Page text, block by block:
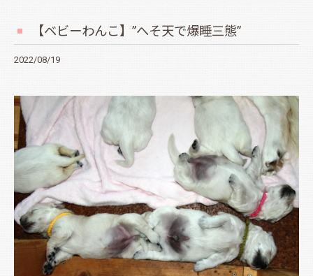
【ベビーわんこ】”へそ天で爆睡三態”
2022/08/19